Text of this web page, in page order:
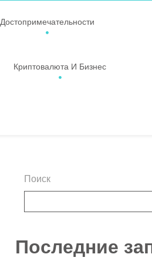
Достопримечательности
Криптовалюта И Бизнес
Поиск
Последние